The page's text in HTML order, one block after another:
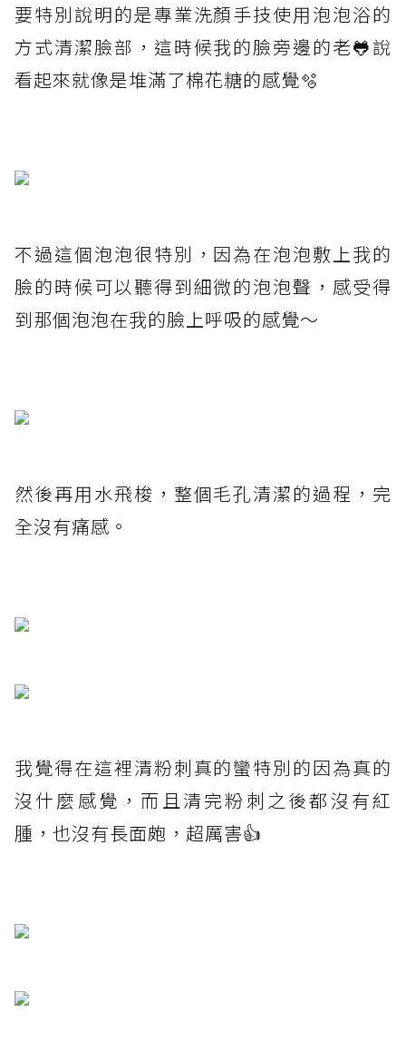
要特別說明的是專業洗顏手技使用泡泡浴的
方式清潔臉部，這時候我的臉旁邊的老🐸說
看起來就像是堆滿了棉花糖的感覺🫧
不過這個泡泡很特別，因為在泡泡敷上我的
臉的時候可以聽得到細微的泡泡聲，感受得
到那個泡泡在我的臉上呼吸的感覺～
然後再用水飛梭，整個毛孔清潔的過程，完
全沒有痛感。
我覺得在這裡清粉刺真的蠻特別的因為真的
沒什麼感覺，而且清完粉刺之後都沒有紅
腫，也沒有長面皰，超厲害👍